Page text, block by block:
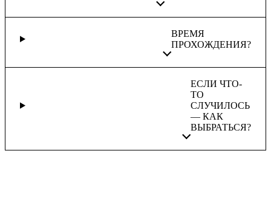
ВРЕМЯ
ПРОХОЖДЕНИЯ?
ЕСЛИ ЧТО-
ТО
СЛУЧИЛОСЬ
— КАК
ВЫБРАТЬСЯ?